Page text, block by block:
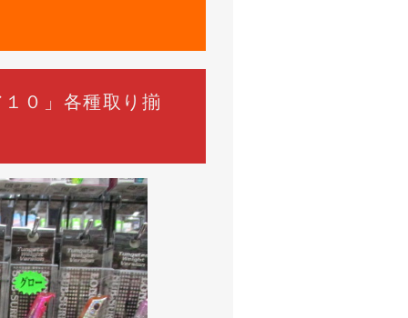
０」各種取り揃